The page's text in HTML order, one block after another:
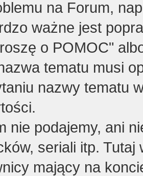
na Forum,
ważne jest
o POMOC"
tematu musi
nazwy tematu
nie podajemy, ani
seriali itp. Tutaj
mający na